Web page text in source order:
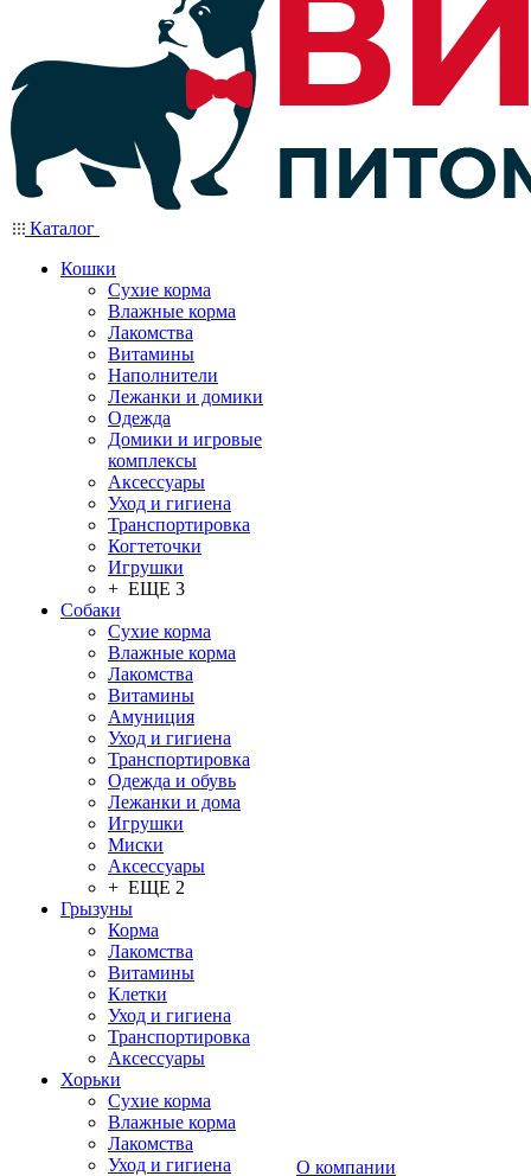
Каталог
Кошки
Сухие корма
Влажные корма
Лакомства
Витамины
Наполнители
Лежанки и домики
Одежда
Домики и игровые
комплексы
Аксессуары
Уход и гигиена
Транспортировка
Когтеточки
Игрушки
+ ЕЩЕ 3
Собаки
Сухие корма
Влажные корма
Лакомства
Витамины
Амуниция
Уход и гигиена
Транспортировка
Одежда и обувь
Лежанки и дома
Игрушки
Миски
Аксессуары
+ ЕЩЕ 2
Грызуны
Корма
Лакомства
Витамины
Клетки
Уход и гигиена
Транспортировка
Аксессуары
Хорьки
Сухие корма
Влажные корма
Лакомства
Уход и гигиена
О компании